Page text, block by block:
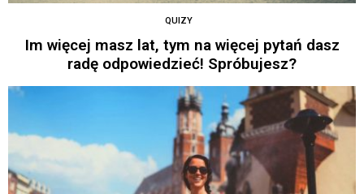
QUIZY
Im więcej masz lat, tym na więcej pytań dasz
radę odpowiedzieć! Spróbujesz?